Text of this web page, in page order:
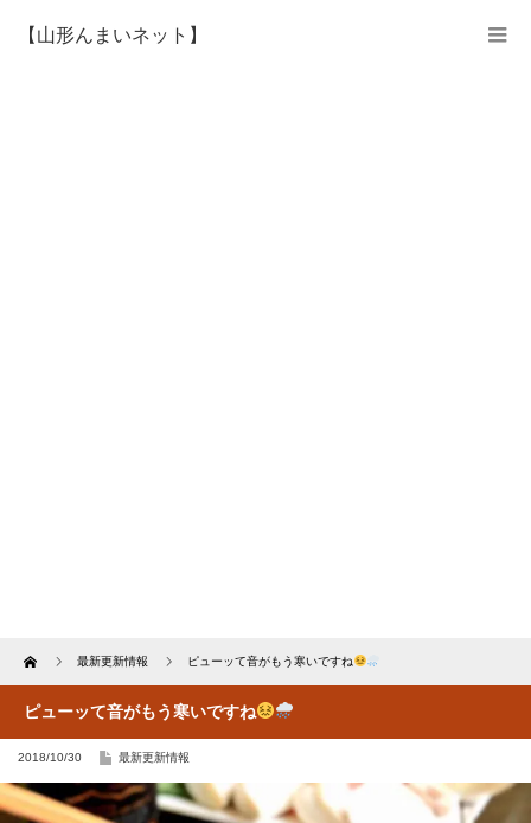
【山形んまいネット】
Home 最新更新情報 ピューッて音がもう寒いですね
ピューッて音がもう寒いですね
2018/10/30 最新更新情報